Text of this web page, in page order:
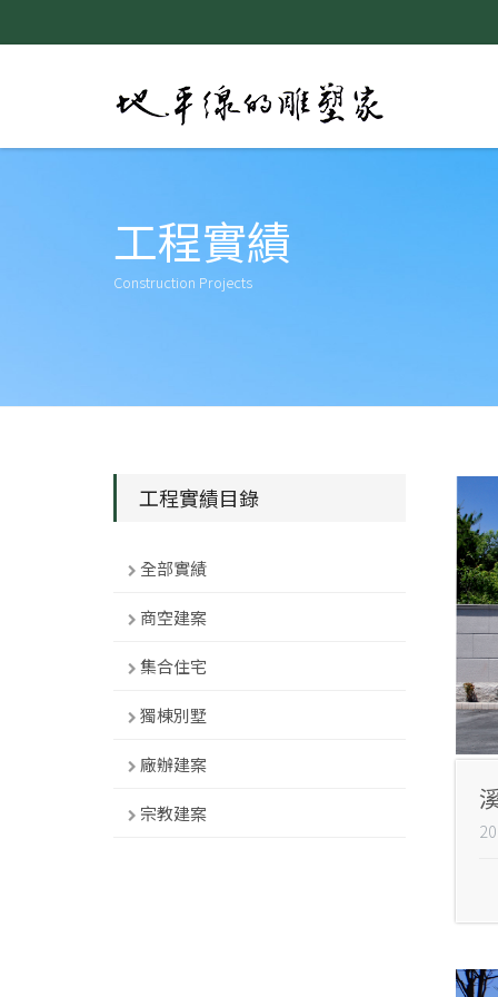
工程實績
Construction Projects
工程實績目錄
全部實績
商空建案
集合住宅
獨棟別墅
廠辦建案
宗教建案